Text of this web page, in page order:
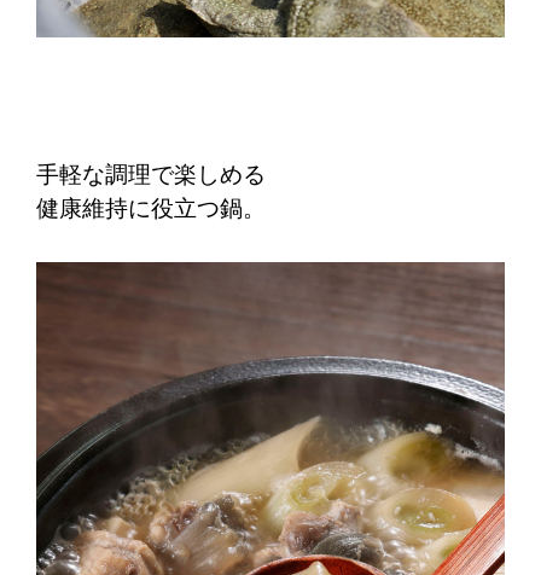
手軽な調理で楽しめる
健康維持に役立つ鍋。